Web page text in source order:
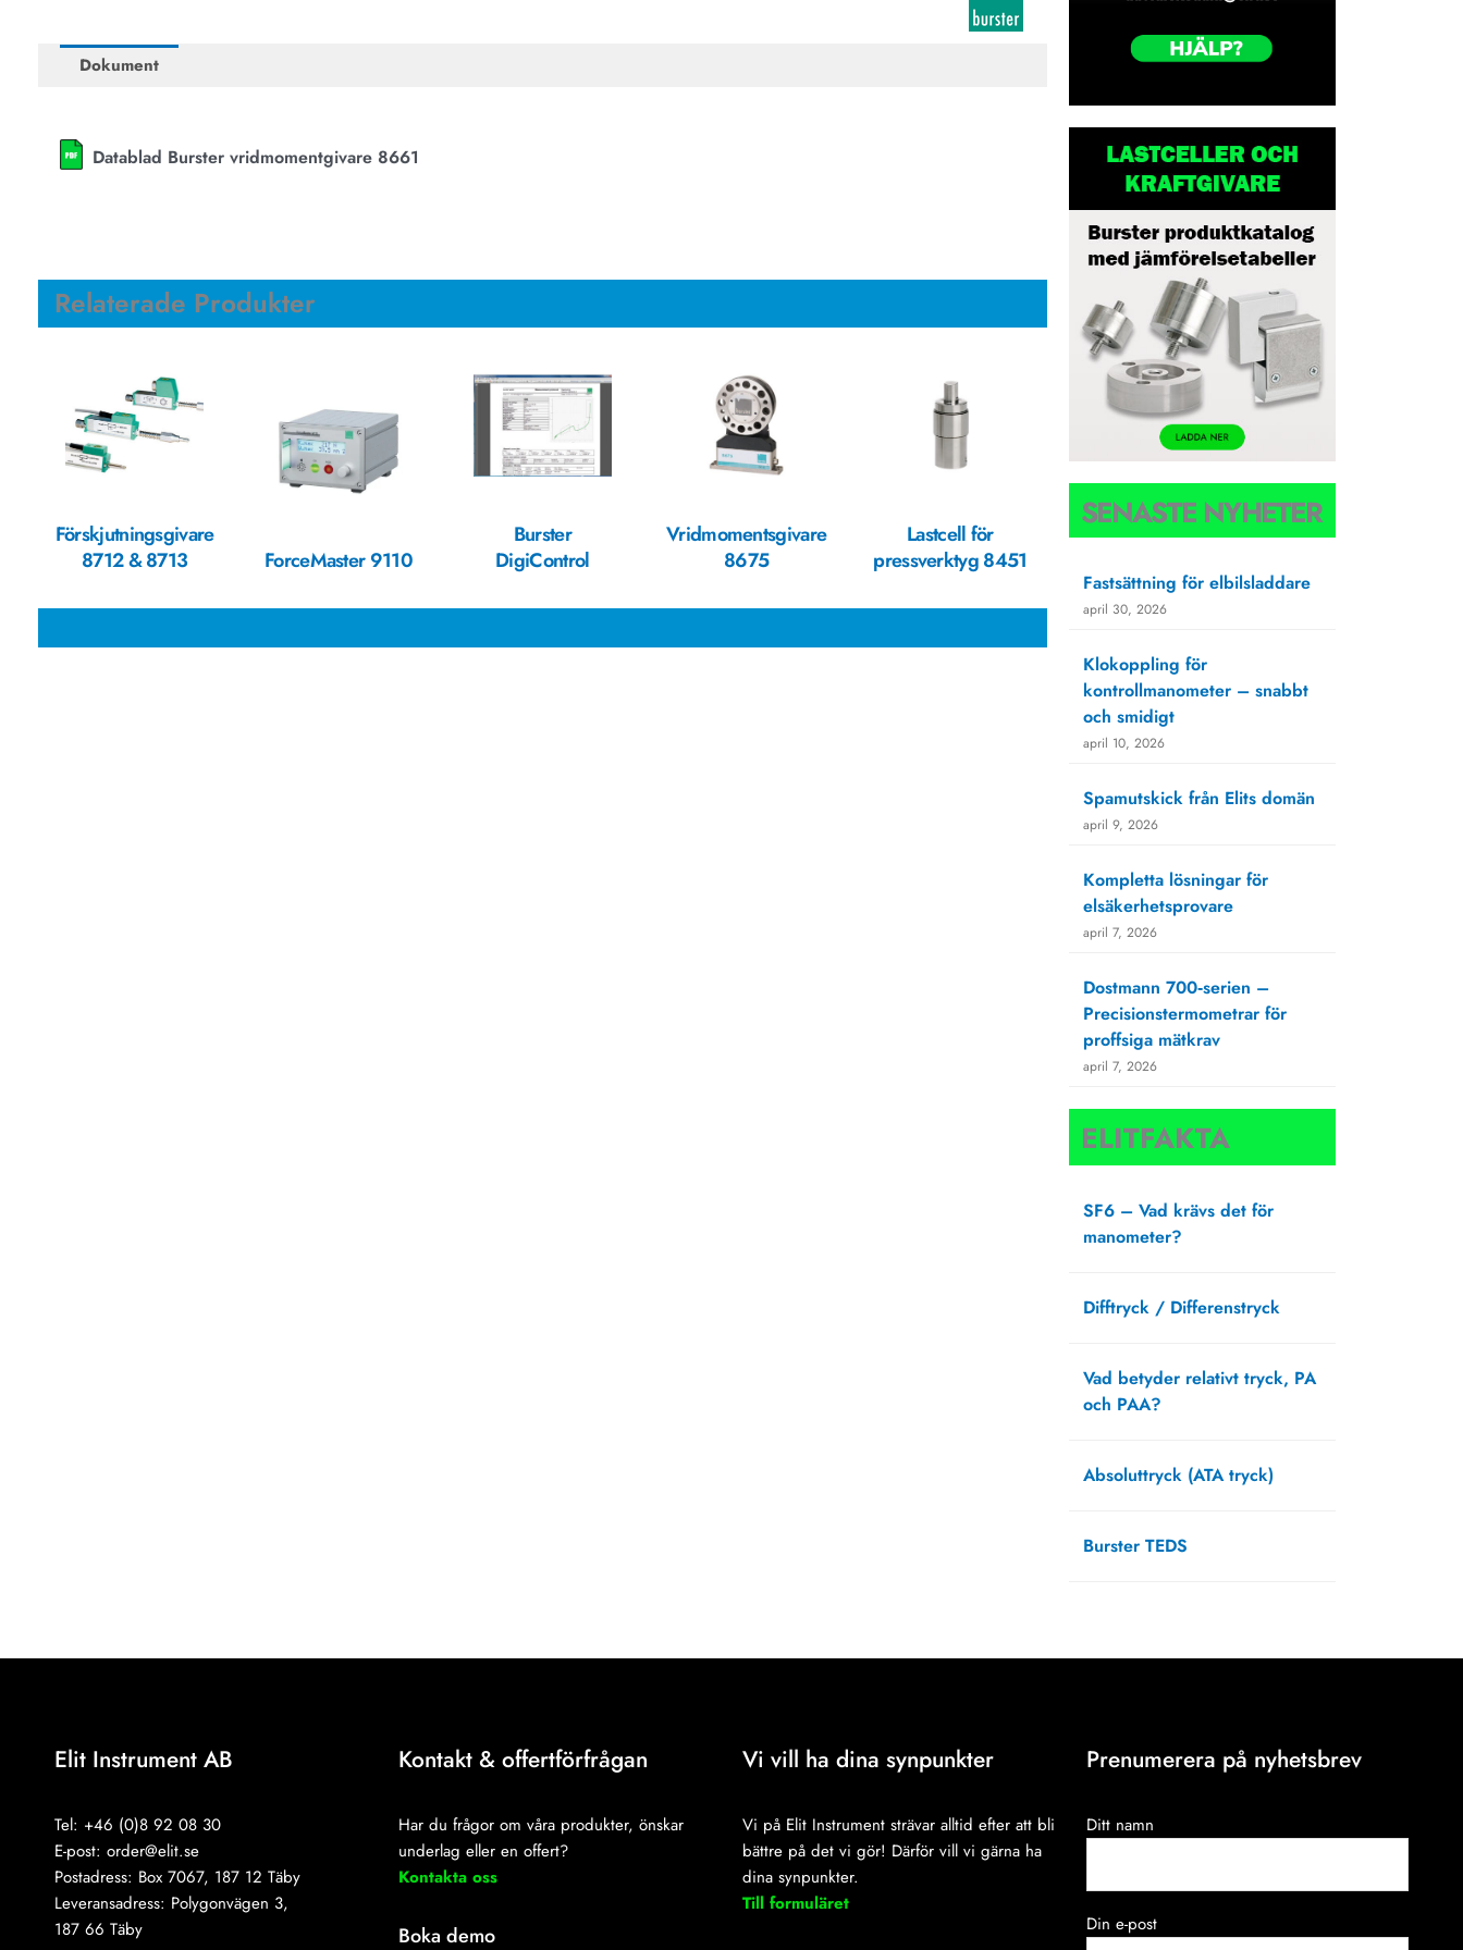
Dokument
Datablad Burster vridmomentgivare 8661
Relaterade Produkter
Förskjutningsgivare
8712 & 8713
ForceMaster 9110
Burster
DigiControl
Vridmomentsgivare
8675
Lastcell för
pressverktyg 8451
SENASTE NYHETER
Fastsättning för elbilsladdare
april 30, 2026
Klokoppling för
kontrollmanometer – snabbt
och smidigt
april 10, 2026
Spamutskick från Elits domän
april 9, 2026
Kompletta lösningar för
elsäkerhetsprovare
april 7, 2026
Dostmann 700‑serien –
Precisionstermometrar för
proffsiga mätkrav
april 7, 2026
ELITFAKTA
SF6 – Vad krävs det för
manometer?
Difftryck / Differenstryck
Vad betyder relativt tryck, PA
och PAA?
Absoluttryck (ATA tryck)
Burster TEDS
Elit Instrument AB
Tel: +46 (0)8 92 08 30
E-post: order@elit.se
Postadress: Box 7067, 187 12 Täby
Leveransadress: Polygonvägen 3,
187 66 Täby
Kontakt & offertförfrågan
Har du frågor om våra produkter, önskar
underlag eller en offert?
Kontakta oss
Boka demo
Vi vill ha dina synpunkter
Vi på Elit Instrument strävar alltid efter att bli
bättre på det vi gör! Därför vill vi gärna ha
dina synpunkter.
Till formuläret
Prenumerera på nyhetsbrev
Ditt namn
Din e-post